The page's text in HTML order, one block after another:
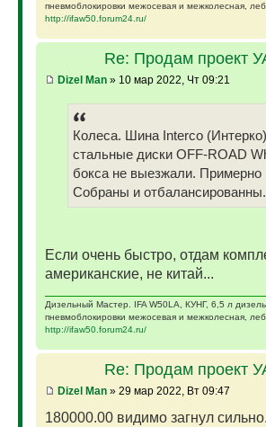
пневмоблокировки межосевая и межколесная,
http://ifaw50.forum24.ru/
Re: Продам проект
Dizel Man» 10 мар 2022, Чт 09:21
Колеса. Шина Interco
стальные диски OFF-ROAD
бокса не выезжали. Примерно
Собраны и отбалансированны.
Если очень быстро, отдам
американские, не китай...
Дизельный Мастер. IFA W50LA, КУНГ, 6,5 л
пневмоблокировки межосевая и межколесная,
http://ifaw50.forum24.ru/
Re: Продам проект
Dizel Man» 29 мар 2022, Вт 09:47
180000.00 видимо загнул